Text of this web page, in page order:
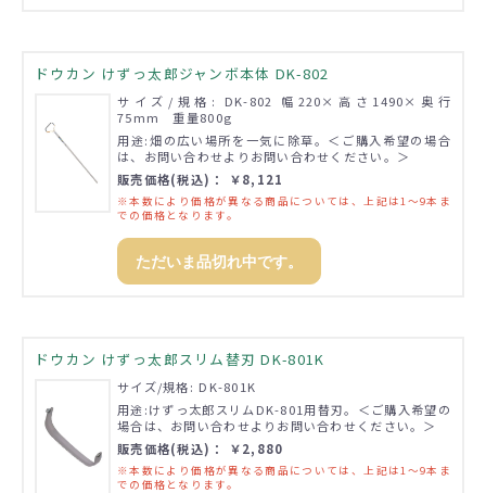
ドウカン けずっ太郎ジャンボ本体 DK-802
サイズ/規格: DK-802 幅220×高さ1490×奥行
75mm 重量800g
用途:畑の広い場所を一気に除草。＜ご購入希望の場合
は、お問い合わせよりお問い合わせください。＞
販売価格(税込)： ￥8,121
※本数により価格が異なる商品については、上記は1～9本ま
での価格となります。
ただいま品切れ中です。
ドウカン けずっ太郎スリム替刃 DK-801K
サイズ/規格: DK-801K
用途:けずっ太郎スリムDK-801用替刃。＜ご購入希望の
場合は、お問い合わせよりお問い合わせください。＞
販売価格(税込)： ￥2,880
※本数により価格が異なる商品については、上記は1～9本ま
での価格となります。